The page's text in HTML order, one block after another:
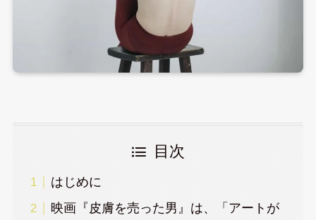
目次
はじめに
映画『皮膚を売った男』は、「アートが